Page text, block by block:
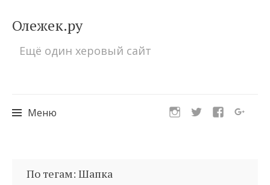
Олежек.ру
Ещё один херовый сайт
Меню
кПо тегам: Шапка